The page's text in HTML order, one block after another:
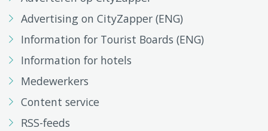
Advertising on CityZapper (ENG)
Information for Tourist Boards (ENG)
Information for hotels
Medewerkers
Content service
RSS-feeds